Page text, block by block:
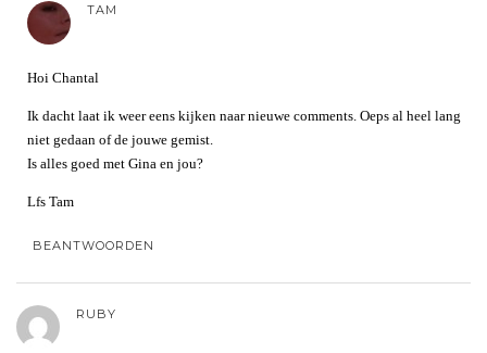
TAM
Hoi Chantal
Ik dacht laat ik weer eens kijken naar nieuwe comments. Oeps al heel lang
niet gedaan of de jouwe gemist.
Is alles goed met Gina en jou?
Lfs Tam
BEANTWOORDEN
RUBY